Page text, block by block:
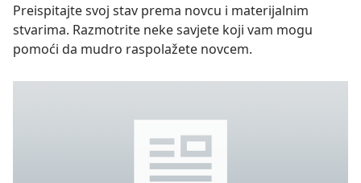
Preispitajte svoj stav prema novcu i materijalnim
stvarima. Razmotrite neke savjete koji vam mogu
pomoći da mudro raspolažete novcem.